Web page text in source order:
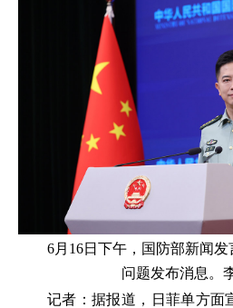
6月16日下午，国防部新闻
问题发布消息。
记者：据报道，日菲单方面